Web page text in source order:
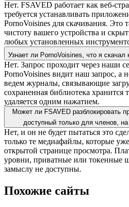
Нет. FSAVED работает как веб-
требуется устанавливать
PornoVoisines для скачивания. Это
чистоту вашего устройства и
любых установленных
Узнает ли PornoVoisines, что я скачал
Нет. Запрос проходит через наши
PornoVoisines видит наш запрос, а
ведем журналы, связывающие
сохраненная библиотека хранится
удаляется одним нажатием.
Может ли FSAVED разблокировать
доступный только для членов,
Нет, и он не будет пытаться это
только те медиафайлы, которые
открытой странице просмотра.
уровни, приватные или токенные
замыслу не доступны.
Похожие сайты